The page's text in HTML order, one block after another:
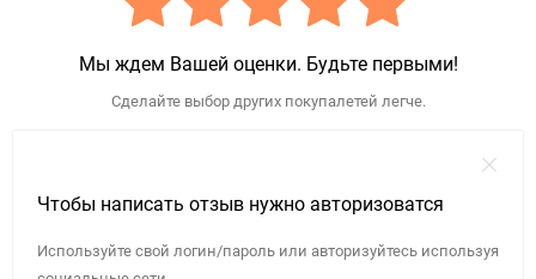
Мы ждем Вашей оценки. Будьте первыми!
Сделайте выбор других покупалетей легче.
Чтобы написать отзыв нужно авторизоватся
Используйте свой логин/пароль или авторизуйтесь используя